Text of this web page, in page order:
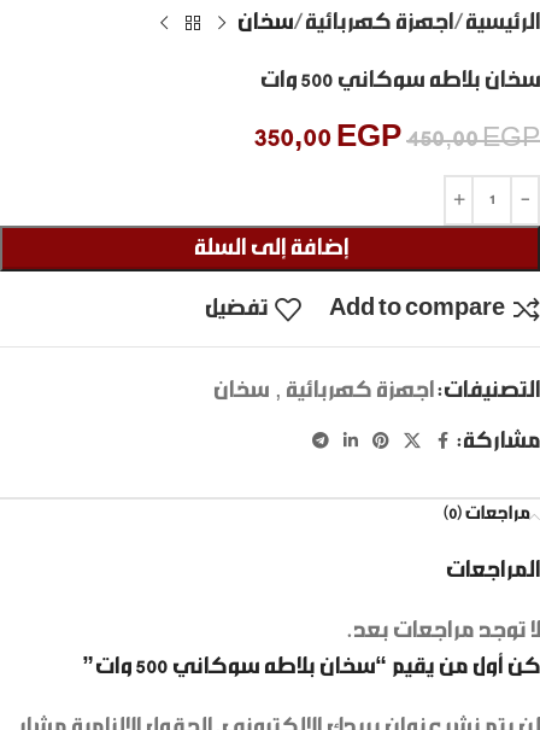
الرئيسية اجهزة كهربائية سخان
سخان بلاطه سوكاني 500 وات
450,00EGP
350,00 EGP
إضافة إلى السلة
Add to compare تفضيل
التصنيفات: اجهزة كهربائية , سخان
مشاركة:
مراجعات (0)
المراجعات
لا توجد مراجعات بعد.
كن أول من يقيم “سخان بلاطه سوكاني 500 وات”